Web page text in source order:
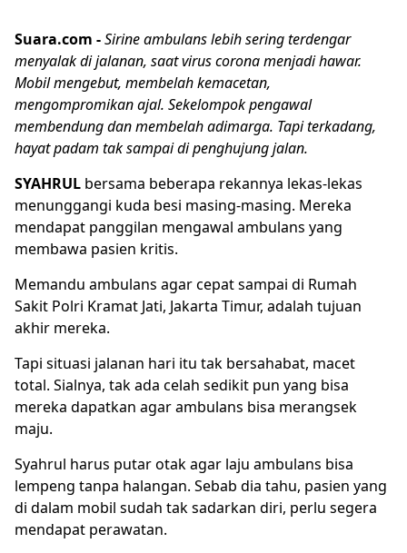
Suara.com -Sirineambulanslebih sering terdengar
menyalak di jalanan, saat virus corona menjadi hawar.
Mobil mengebut, membelah kemacetan,
mengompromikan ajal. Sekelompok pengawal
membendung dan membelah adimarga. Tapi terkadang,
hayat padam tak sampai di penghujung jalan.
SYAHRUL bersama beberapa rekannya lekas-lekas
menunggangi kuda besi masing-masing. Mereka
mendapat panggilan mengawal ambulans yang
membawa pasien kritis.
Memandu ambulans agar cepat sampai di Rumah
Sakit Polri Kramat Jati, Jakarta Timur, adalah tujuan
akhir mereka.
Tapi situasi jalanan hari itu tak bersahabat, macet
total. Sialnya, tak ada celah sedikit pun yang bisa
mereka dapatkan agar ambulans bisa merangsek
maju.
Syahrul harus putar otak agar laju ambulans bisa
lempeng tanpa halangan. Sebab dia tahu, pasien yang
di dalam mobil sudah tak sadarkan diri, perlu segera
mendapat perawatan.